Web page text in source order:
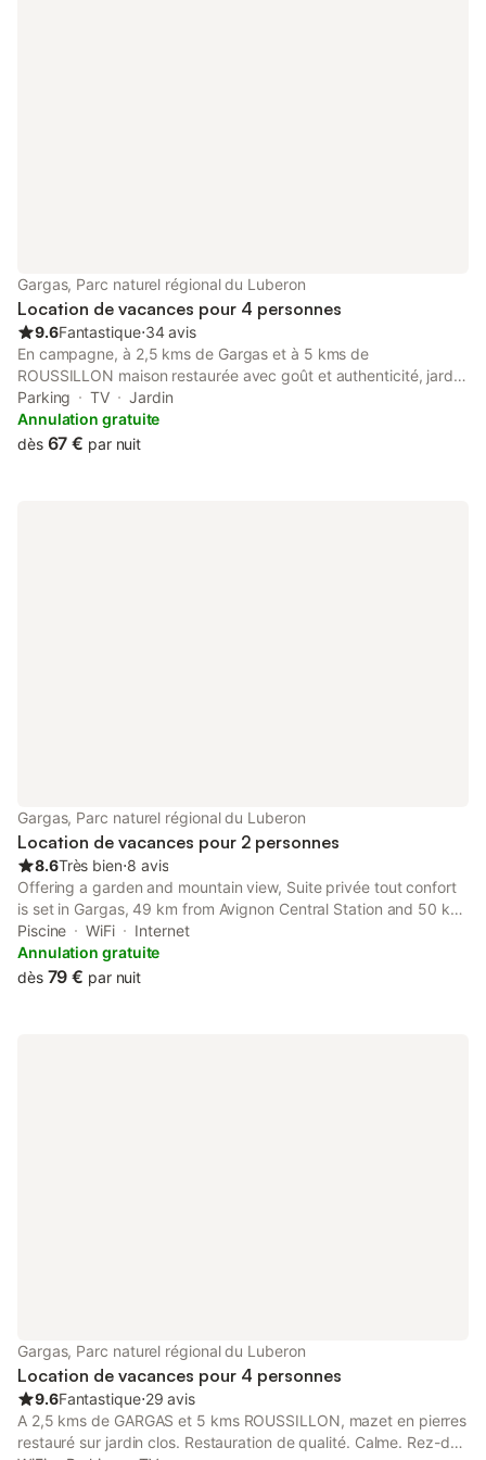
Gargas, Parc naturel régional du Luberon
Location de vacances pour 4 personnes
9.6Fantastique⋅34 avis
En campagne, à 2,5 kms de Gargas et à 5 kms de
ROUSSILLON maison restaurée avec goût et authenticité, jardin
clos, terrasse d'été couverte, tout confort. Visites et
promenades à quelques minutes: les ocres de ROUSSILLON,
colorado provençal, GORDES et l'abbaye de SENANQUE...
Parking TV
Jardin
Annulation gratuite
dès 67 € par nuit
Gargas, Parc naturel régional du Luberon
Location de vacances pour 2 personnes
8.6Très bien⋅8 avis
Offering a garden and mountain view, Suite privée tout confort
is set in Gargas, 49 km from Avignon Central Station and 50 km
from Papal Palace. This property offers access to a terrace, free
private parking and free WiFi.
Piscine WiFi
Internet
Annulation gratuite
dès 79 € par nuit
Gargas, Parc naturel régional du Luberon
Location de vacances pour 4 personnes
9.6Fantastique⋅29 avis
A 2,5 kms de GARGAS et 5 kms ROUSSILLON, mazet en pierres
restauré sur jardin clos. Restauration de qualité. Calme. Rez-de-